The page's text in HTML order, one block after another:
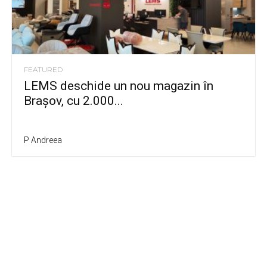
FEATURED
LEMS deschide un nou magazin în
Brașov, cu 2.000...
P Andreea